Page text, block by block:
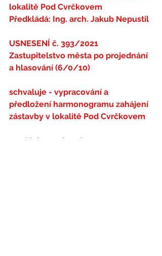
lokalitě Pod Cvrčkovem
Předkládá: Ing. arch. Jakub Nepustil
USNESENÍ č. 393/2021
Zastupitelstvo města po projednání
a hlasování (6/0/10)
schvaluje - vypracování a
předložení harmonogramu zahájení
zástavby v lokalitě Pod Cvrčkovem
pověřuje - radu města